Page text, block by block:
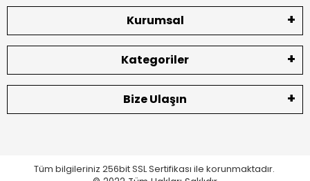
Kurumsal
Kategoriler
Bize Ulaşın
Tüm bilgileriniz 256bit SSL Sertifikası ile korunmaktadır.